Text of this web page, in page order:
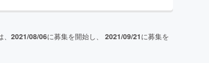
2021/08/06に募集を開始し、 2021/09/21に募集を